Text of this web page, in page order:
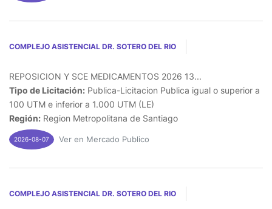
COMPLEJO ASISTENCIAL DR. SOTERO DEL RIO
REPOSICION Y SCE MEDICAMENTOS 2026 13...
Tipo de Licitación: Publica-Licitacion Publica igual o superior a
100 UTM e inferior a 1.000 UTM (LE)
Región: Region Metropolitana de Santiago
2026-08-07 Ver en Mercado Publico
COMPLEJO ASISTENCIAL DR. SOTERO DEL RIO